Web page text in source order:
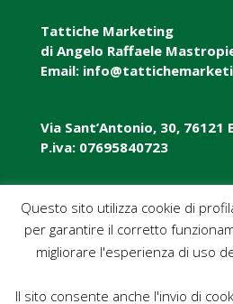
Tattiche Marketing
di Angelo Raffaele
Email:
Via Sant’Antonio, 30, 76121
P.iva: 07695840723
P.iva: 07695840723
Pec:
Questo sito utilizza cookie di
per garantire il corretto
migliorare l'esperienza di uso
Il sito consente anche l'invio di